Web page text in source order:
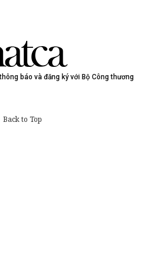
báo và đăng ký với Bộ Công thương
Back to Top